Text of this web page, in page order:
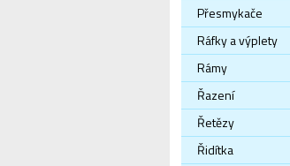
Přesmykače
Ráfky a výplety
Rámy
Řazení
Řetězy
Řidítka